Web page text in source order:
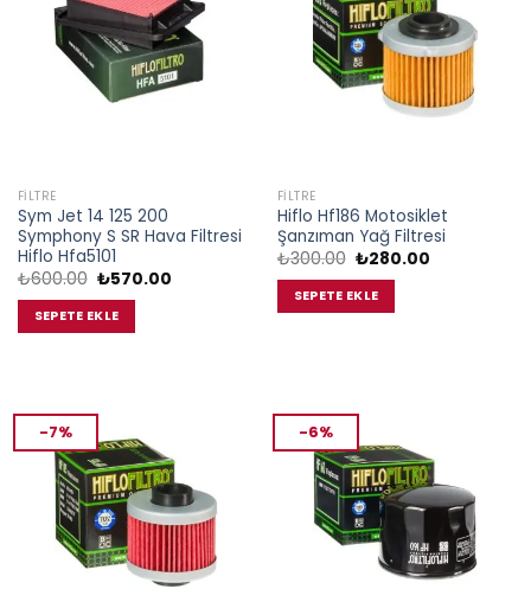
FILTRE
Sym Jet 14 125 200
Symphony S SR Hava Filtresi
Hiflo Hfa5101
₺600.00 Orijinal
₺600.00.
₺570.00Şu
SEPETE EKLE
FILTRE
Hiflo Hf186 Motosiklet
Şanzıman Yağ Filtresi
₺300.00 Orijinal
₺300.00.
₺280.00Şu
SEPETE EKLE
-7% -6%